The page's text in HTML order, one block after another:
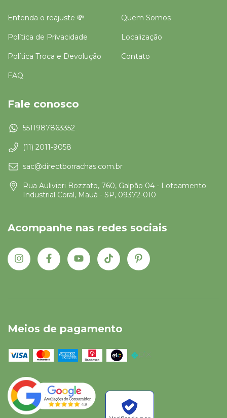
Entenda o reajuste 💸
Política de Privacidade
Política Troca e Devolução
FAQ
Quem Somos
Localização
Contato
Fale conosco
5511987863352
(11) 2011-9058
sac@directborrachas.com.br
Rua Aulivieri Bozzato, 760, Galpão 04 - Loteamento
Industrial Coral, Mauá - SP, 09372-010
Acompanhe nas redes sociais
Meios de pagamento